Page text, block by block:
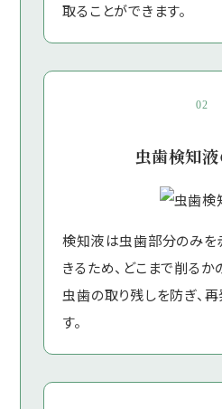
取ることができます。
02
虫歯検知
検知液は虫歯部分のみを
きるため、どこまで削るか
虫歯の取り残しを防ぎ、
す。